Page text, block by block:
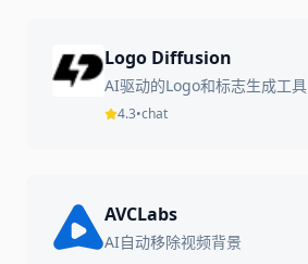
Logo Diffusion
AI驱动的Logo和标志生成工具
4.3•chat
AVCLabs
AI自动移除视频背景